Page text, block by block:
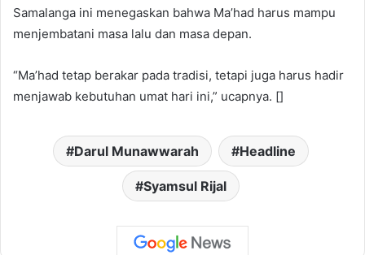
Samalanga ini menegaskan bahwa Ma’had harus mampu
menjembatani masa lalu dan masa depan.
“Ma’had tetap berakar pada tradisi, tetapi juga harus hadir
menjawab kebutuhan umat hari ini,” ucapnya. []
Darul Munawwarah Headline
Syamsul Rijal